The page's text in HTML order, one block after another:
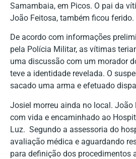
Samambaia, em Picos. O pai da
João Feitosa, também ficou ferido.
De acordo com informações
pela Polícia Militar, as vítimas
uma discussão com um morador
teve a identidade revelada. O
sacado uma arma e efetuado
Josiel morreu ainda no local.
com vida e encaminhado ao
Luz. Segundo a assessoria do
avaliação médica e aguardando
para definição dos procedimentos